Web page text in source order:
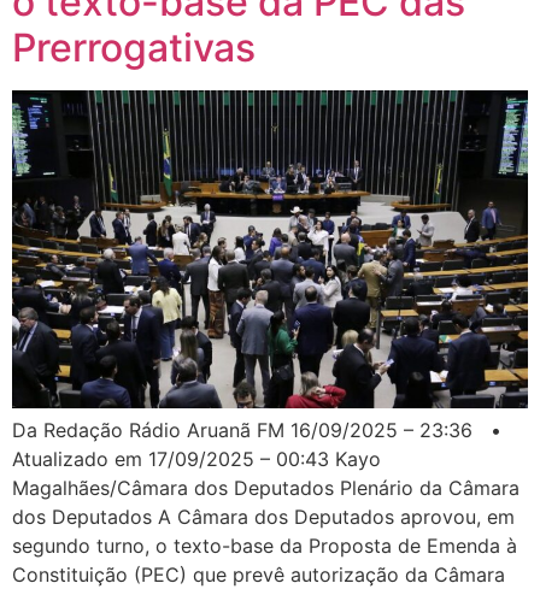
Prerrogativas
Da Redação Rádio Aruanã FM 16/09/2025 – 23:36 •
Atualizado em 17/09/2025 – 00:43 Kayo
Magalhães/Câmara dos Deputados Plenário da Câmara
dos Deputados A Câmara dos Deputados aprovou, em
segundo turno, o texto-base da Proposta de Emenda à
Constituição (PEC) que prevê autorização da Câmara